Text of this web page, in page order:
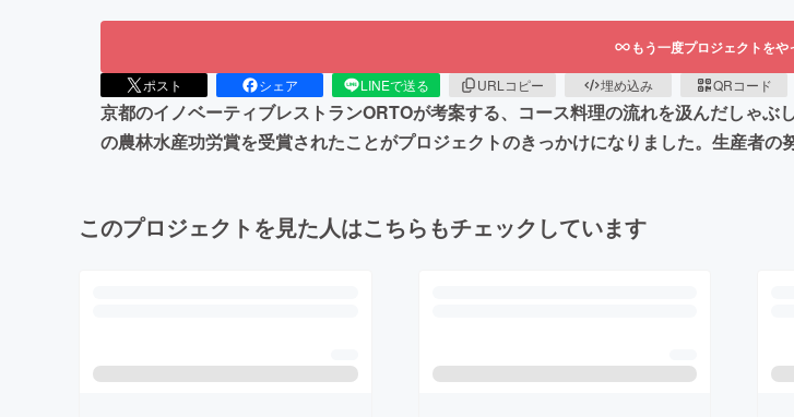
もう一度プロジェクトをや
ポスト シェア LINEで送る URLコピー 埋め込み QRコード
京都のイノベーティブレストランORTOが考案する、コース料理の流れを汲んだしゃ
の農林水産功労賞を受賞されたことがプロジェクトのきっかけになりました。生産者
このプロジェクトを見た人はこちらもチェックしています